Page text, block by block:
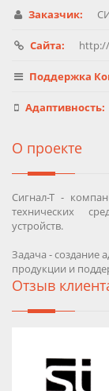
Заказчик:
Сайта:
Поддержка
Адаптивность:
О проекте
Сигнал-Т -
технических
устройств.
Задача - создание
продукции и
Отзыв